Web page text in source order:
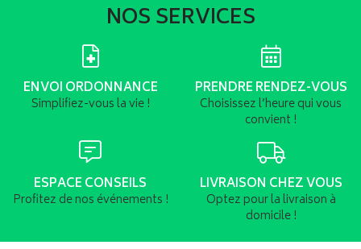
NOS SERVICES
ENVOI ORDONNANCE
Simplifiez-vous la vie !
PRENDRE RENDEZ-VOUS
Choisissez l’heure qui vous
convient !
ESPACE CONSEILS
Profitez de nos événements !
LIVRAISON CHEZ VOUS
Optez pour la livraison à
domicile !